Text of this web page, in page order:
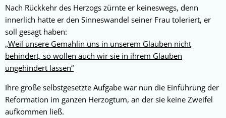
Nach Rückkehr des Herzogs zürnte er keineswegs, denn
innerlich hatte er den Sinneswandel seiner Frau toleriert, er
soll gesagt haben:
„Weil unsere Gemahlin uns in unserem Glauben nicht
behindert, so wollen auch wir sie in ihrem Glauben
ungehindert lassen“
Ihre große selbstgesetzte Aufgabe war nun die Einführung der
Reformation im ganzen Herzogtum, an der sie keine Zweifel
aufkommen ließ.